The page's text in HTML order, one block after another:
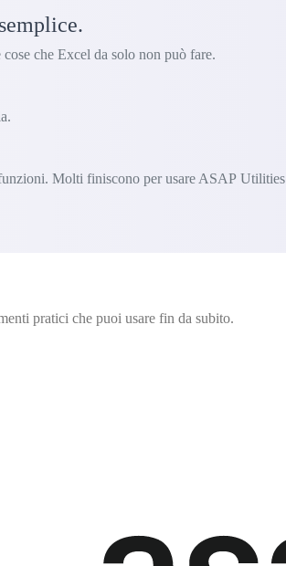
che Excel da solo non può fare.
Molti finiscono per usare ASAP
pratici che puoi usare fin da subito.